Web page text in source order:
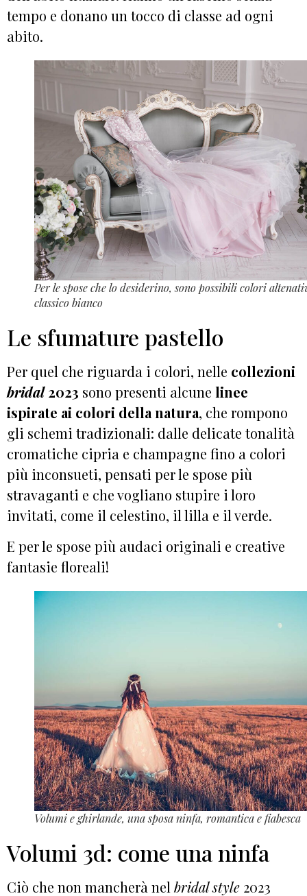
tempo e donano un tocco di classe ad ogni
abito.
Per le spose che lo desiderino, sono possibili colori
classico bianco
Le sfumature pastello
Per quel che riguarda i colori, nelle collezioni
bridal2023 sono presenti alcune linee
ispirate ai colori della natura, che rompono
gli schemi tradizionali: dalle delicate tonalità
cromatiche cipria e champagne fino a colori
più inconsueti, pensati per le spose più
stravaganti e che vogliano stupire i loro
invitati, come il celestino, il lilla e il verde.
E per le spose più audaci originali e creative
fantasie floreali!
Volumi e ghirlande, una sposa ninfa, romantica e fiabesca
Volumi 3d: come una ninfa
Ciò che non mancherà nel bridal style 2023